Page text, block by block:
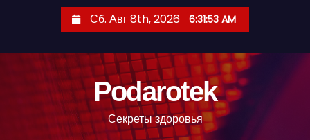
Сб. Авг 8th, 2026 6:31:54 AM
Podarotek
Секреты здоровья